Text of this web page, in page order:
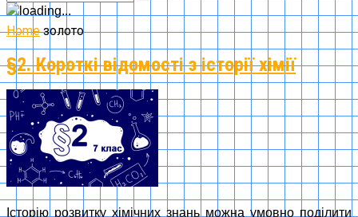
Home золото
§2. Короткі відомості з історії хімії
Історію розвитку хімічних знань можна умовно поділити